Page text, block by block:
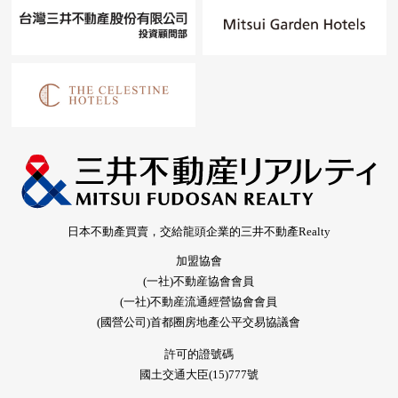
日本不動產買賣，交給龍頭企業的三井不動產Realty
加盟協會
(一社)不動産協會會員
(一社)不動産流通經營協會會員
(國營公司)首都圈房地產公平交易協議會
許可的證號碼
國土交通大臣(15)777號